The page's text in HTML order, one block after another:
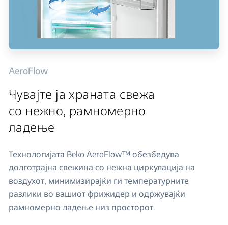
AeroFlow
Чувајте ја храната свежа
со нежно, рамномерно
ладење
Технологијата Beko AeroFlow™ обезбедува
долготрајна свежина со нежна циркулација на
воздухот, минимизирајќи ги температурните
разлики во вашиот фрижидер и одржувајќи
рамномерно ладење низ просторот.